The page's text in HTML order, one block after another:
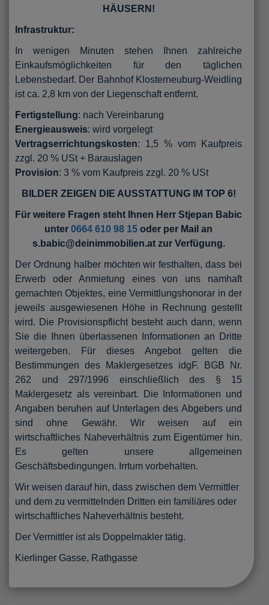
HÄUSERN!
Infrastruktur:
In wenigen Minuten stehen Ihnen zahlreiche
Einkaufsmöglichkeiten für den täglichen
Lebensbedarf. Der Bahnhof Klosterneuburg-Weidling
ist ca. 2,8 km von der Liegenschaft entfernt.
Fertigstellung: nach Vereinbarung
Energieausweis: wird vorgelegt
Vertragserrichtungskosten: 1,5 % vom Kaufpreis
zzgl. 20 % USt + Barauslagen
Provision: 3 % vom Kaufpreis zzgl. 20 % USt
BILDER ZEIGEN DIE AUSSTATTUNG IM TOP 6!
Für weitere Fragen steht Ihnen Herr Stjepan Babic
unter 0664 610 98 15 oder per Mail an
s.babic@deinimmobilien.at zur Verfügung.
Der Ordnung halber möchten wir festhalten, dass bei
Erwerb oder Anmietung eines von uns namhaft
gemachten Objektes, eine Vermittlungshonorar in der
jeweils ausgewiesenen Höhe in Rechnung gestellt
wird. Die Provisionspflicht besteht auch dann, wenn
Sie die Ihnen überlassenen Informationen an Dritte
weitergeben. Für dieses Angebot gelten die
Bestimmungen des Maklergesetzes idgF. BGB Nr.
262 und 297/1996 einschließlich des § 15
Maklergesetz als vereinbart. Die Informationen und
Angaben beruhen auf Unterlagen des Abgebers und
sind ohne Gewähr. Wir weisen auf ein
wirtschaftliches Naheverhältnis zum Eigentümer hin.
Es gelten unsere allgemeinen
Geschäftsbedingungen. Irrtum vorbehalten.
Wir weisen darauf hin, dass zwischen dem Vermittler
und dem zu vermittelnden Dritten ein familiäres oder
wirtschaftliches Naheverhältnis besteht.
Der Vermittler ist als Doppelmakler tätig.
Kierlinger Gasse, Rathgasse